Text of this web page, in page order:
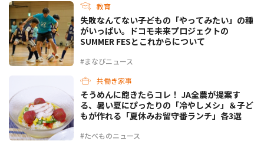
教育
#まなびニュース
失敗なんてない――子どもの「やってみたい」の種
がいっぱい。ドコモ未来プロジェクトの
SUMMER FESとこれからについて
共働き家事
#たべものニュース
そうめんに飽きたらコレ！ JA全農が提案す
る、暑い夏にぴったりの「冷やしメシ」＆子ど
もが作れる「夏休みお留守番ランチ」各3選